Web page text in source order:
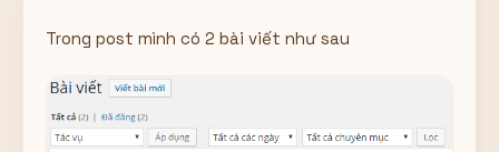
Trong post mình có 2 bài viết như sau